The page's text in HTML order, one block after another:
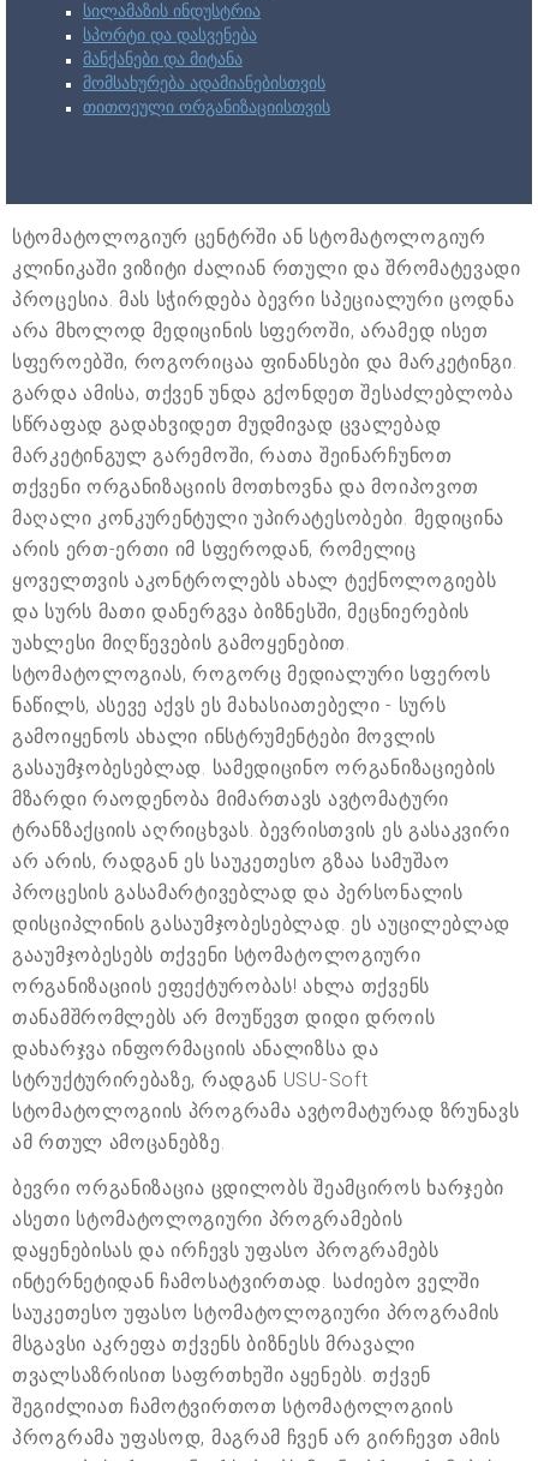
სილამაზის ინდუსტრია
სპორტი და დასვენება
მანქანები და მიტანა
მომსახურება ადამიანებისთვის
თითოეული ორგანიზაციისთვის
სტომატოლოგიურ ცენტრში ან სტომატოლოგიურ
კლინიკაში ვიზიტი ძალიან რთული და შრომატევადი
პროცესია. მას სჭირდება ბევრი სპეციალური ცოდნა
არა მხოლოდ მედიცინის სფეროში, არამედ ისეთ
სფეროებში, როგორიცაა ფინანსები და მარკეტინგი.
გარდა ამისა, თქვენ უნდა გქონდეთ შესაძლებლობა
სწრაფად გადახვიდეთ მუდმივად ცვალებად
მარკეტინგულ გარემოში, რათა შეინარჩუნოთ
თქვენი ორგანიზაციის მოთხოვნა და მოიპოვოთ
მაღალი კონკურენტული უპირატესობები. მედიცინა
არის ერთ-ერთი იმ სფეროდან, რომელიც
ყოველთვის აკონტროლებს ახალ ტექნოლოგიებს
და სურს მათი დანერგვა ბიზნესში, მეცნიერების
უახლესი მიღწევების გამოყენებით.
სტომატოლოგიას, როგორც მედიალური სფეროს
ნაწილს, ასევე აქვს ეს მახასიათებელი - სურს
გამოიყენოს ახალი ინსტრუმენტები მოვლის
გასაუმჯობესებლად. სამედიცინო ორგანიზაციების
მზარდი რაოდენობა მიმართავს ავტომატური
ტრანზაქციის აღრიცხვას. ბევრისთვის ეს გასაკვირი
არ არის, რადგან ეს საუკეთესო გზაა სამუშაო
პროცესის გასამარტივებლად და პერსონალის
დისციპლინის გასაუმჯობესებლად. ეს აუცილებლად
გააუმჯობესებს თქვენი სტომატოლოგიური
ორგანიზაციის ეფექტურობას! ახლა თქვენს
თანამშრომლებს არ მოუწევთ დიდი დროის
დახარჯვა ინფორმაციის ანალიზსა და
სტრუქტურირებაზე, რადგან USU-Soft
სტომატოლოგიის პროგრამა ავტომატურად ზრუნავს
ამ რთულ ამოცანებზე.
ბევრი ორგანიზაცია ცდილობს შეამციროს ხარჯები
ასეთი სტომატოლოგიური პროგრამების
დაყენებისას და ირჩევს უფასო პროგრამებს
ინტერნეტიდან ჩამოსატვირთად. საძიებო ველში
საუკეთესო უფასო სტომატოლოგიური პროგრამის
მსგავსი აკრეფა თქვენს ბიზნესს მრავალი
თვალსაზრისით საფრთხეში აყენებს. თქვენ
შეგიძლიათ ჩამოტვირთოთ სტომატოლოგიის
პროგრამა უფასოდ, მაგრამ ჩვენ არ გირჩევთ ამის